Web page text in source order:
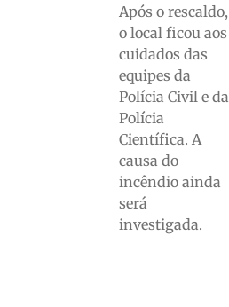
Após o rescaldo,
o local ficou aos
cuidados das
equipes da
Polícia Civil e da
Polícia
Científica. A
causa do
incêndio ainda
será
investigada.